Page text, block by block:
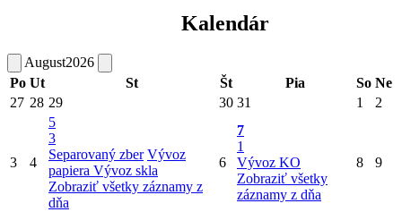
Kalendár
August2026
Po Ut St Št Pia So Ne
27 28 29 30 31 1 2
3 4
5
3
Separovaný zber Vývoz
papiera Vývoz skla
Zobraziť všetky záznamy z
dňa
6
7
1
Vývoz KO
Zobraziť všetky
záznamy z dňa
8 9